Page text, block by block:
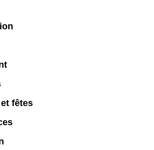
fêtes